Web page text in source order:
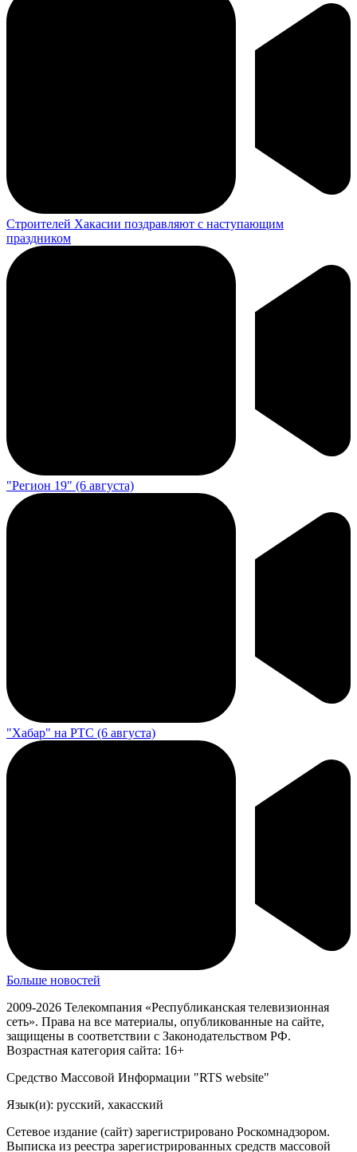
Строителей Хакасии поздравляют с наступающим
праздником
"Регион 19" (6 августа)
"Хабар" на РТС (6 августа)
Больше новостей
2009-2026 Телекомпания «Республиканская телевизионная
сеть». Права на все материалы, опубликованные на сайте,
защищены в соответствии с Законодательством РФ.
Возрастная категория сайта: 16+
Средство Массовой Информации "RTS website"
Язык(и): русский, хакасский
Сетевое издание (сайт) зарегистрировано Роскомнадзором.
Выписка из реестра зарегистрированных средств массовой